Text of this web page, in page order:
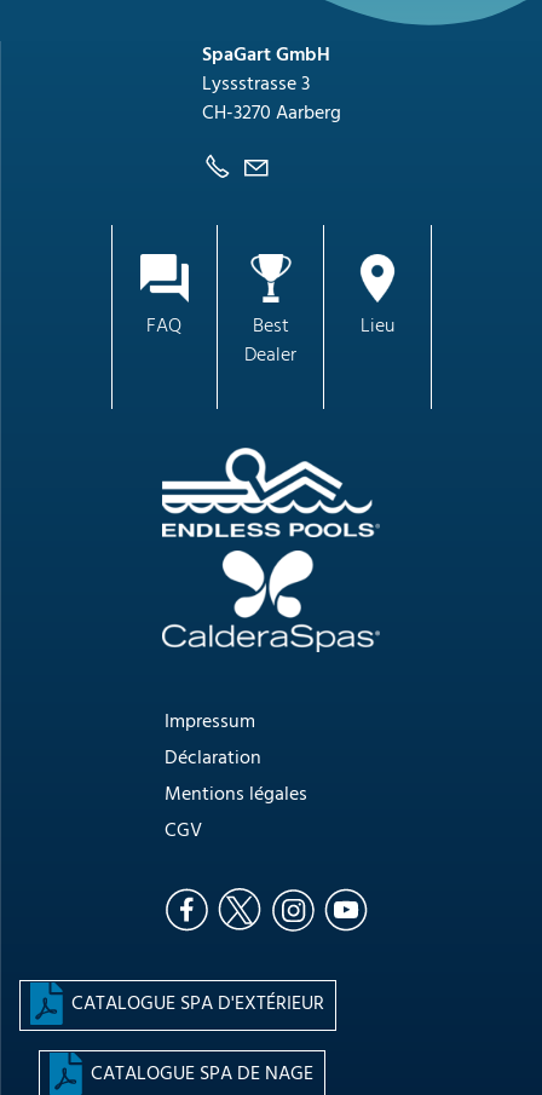
SpaGart GmbH
Lyssstrasse 3
CH-3270 Aarberg
FAQ
Best
Dealer
Lieu
Impressum
Déclaration
Mentions légales
CGV
CATALOGUE SPA D'EXTÉRIEUR
CATALOGUE SPA DE NAGE